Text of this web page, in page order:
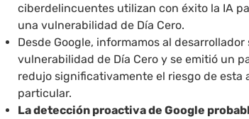
ciberdelincuentes utilizan con éxito la IA
una vulnerabilidad de Día Cero.
Desde Google, informamos al desarrollador
vulnerabilidad de Día Cero y se emitió un
redujo significativamente el riesgo de esta
particular.
La detección proactiva de Google